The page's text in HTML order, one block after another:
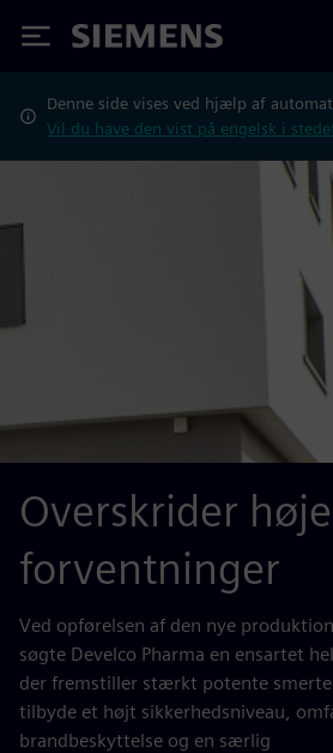
Siemens
Denne side vises ved hjælp af
Vil du have den vist på engelsk i
Overskrider høje
forventninger
Ved opførelsen af den nye
søgte Develco Pharma en ensartet
der fremstiller stærkt potente
tilbyde et højt sikkerhedsniveau,
brandbeskyttelse og en særlig